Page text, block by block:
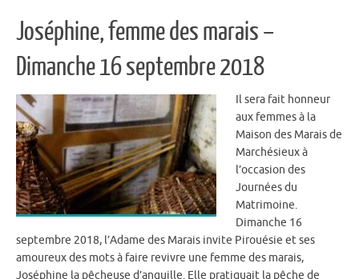
Joséphine, femme des marais –
Dimanche 16 septembre 2018
Il sera fait honneur
aux femmes à la
Maison des Marais de
Marchésieux à
l’occasion des
Journées du
Matrimoine.
Dimanche 16
septembre 2018, l’Adame des Marais invite Pirouésie et ses
amoureux des mots à faire revivre une femme des marais,
Joséphine la pêcheuse d’anguille. Elle pratiquait la pêche de